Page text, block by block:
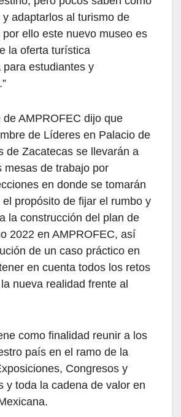
adaptarlos al turismo de
ello este nuevo museo es
la oferta turística
para estudiantes y
de AMPROFEC dijo que
de Líderes en Palacio de
de Zacatecas se llevarán a
mesas de trabajo por
en donde se tomarán
propósito de fijar el rumbo y
la construcción del plan de
2022 en AMPROFEC, así
de un caso práctico en
en cuenta todos los retos
nueva realidad frente al
como finalidad reunir a los
país en el ramo de la
Congresos y
y toda la cadena de valor en